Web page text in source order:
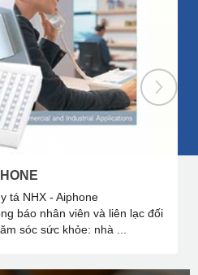
tá NHX - Aiphone
báo nhân viên và liên lạc đối
sóc sức khỏe: nhà ...